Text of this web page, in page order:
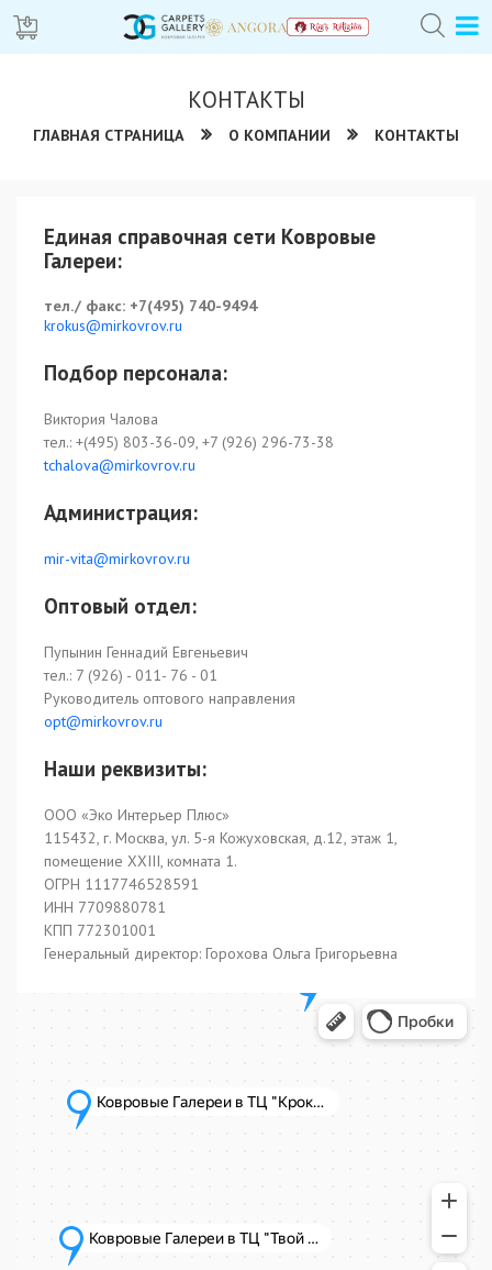
КОНТАКТЫ
ГЛАВНАЯ СТРАНИЦА О КОМПАНИИ КОНТАКТЫ
Единая справочная сети Ковровые
Галереи:
тел./ факс: +7(495) 740-9494
krokus@mirkovrov.ru
Подбор персонала:
Виктория Чалова
тел.: +(495) 803-36-09, +7 (926) 296-73-38
tchalova@mirkovrov.ru
Администрация:
mir-vita@mirkovrov.ru
Оптовый отдел:
Пупынин Геннадий Евгеньевич
тел.: 7 (926) - 011- 76 - 01
Руководитель оптового направления
opt@mirkovrov.ru
Наши реквизиты:
ООО «Эко Интерьер Плюс»
115432, г. Москва, ул. 5-я Кожуховская, д.12, этаж 1,
помещение XXIII, комната 1.
ОГРН 1117746528591
ИНН 7709880781
КПП 772301001
Генеральный директор: Горохова Ольга Григорьевна